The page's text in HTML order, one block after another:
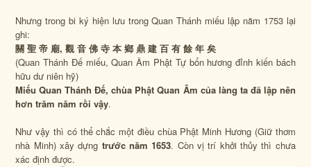
Nhưng trong bi ký hiện lưu trong Quan Thánh miếu lập năm 1753 lại
ghi:
關 聖 帝 廟, 觀 音 佛 寺 本 鄉 鼎 建 百 有 餘 年 矣
(Quan Thánh Đế miếu, Quan Âm Phật Tự bổn hương đỉnh kiến bách
hữu dư niên hỹ)
Miếu Quan Thánh Đế, chùa Phật Quan Âm của làng ta đã lập nên
hơn trăm năm rồi vậy.
Như vậy thì có thể chắc một điều chùa Phật Minh Hương (Giữ thơm
nhà Minh) xây dựng trước năm 1653. Còn vị trí khởi thủy thì chưa
xác định được.